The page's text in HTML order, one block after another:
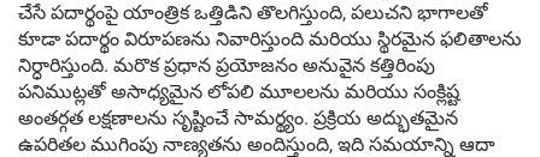
చేసే పదార్థంపై యాంత్రిక ఒత్తిడిని తొలగిస్తుంది, పలుచని భాగాలతో
కూడా పదార్థం విరూపణను నివారిస్తుంది మరియు స్థిరమైన ఫలితాలను
నిర్ధారిస్తుంది. మరొక ప్రధాన ప్రయోజనం అనువైన కత్తిరింపు
పనిముట్లతో అసాధ్యమైన లోపలి మూలలను మరియు సంక్లిష్ట
అంతర్గత లక్షణాలను సృష్టించే సామర్థ్యం. ప్రక్రియ అద్భుతమైన
ఉపరితల ముగింపు నాణ్యతను అందిస్తుంది, ఇది సమయాన్ని ఆదా